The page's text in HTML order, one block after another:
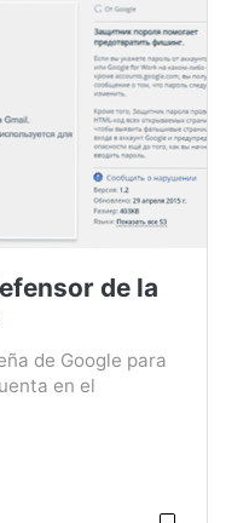
de la
de Google para
en el